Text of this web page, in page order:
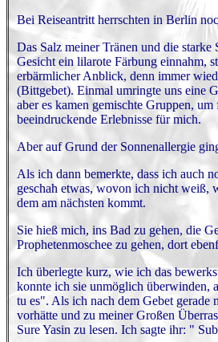
Bei Reiseantritt herrschten in Berlin
Das Salz meiner Tränen und die
Gesicht ein lilarote Färbung einnahm,
erbärmlicher Anblick, denn immer
(Bittgebet). Einmal umringte uns eine
aber es kamen gemischte Gruppen,
beeindruckende Erlebnisse für mich.
Aber auf Grund der Sonnenallergie
Als ich dann bemerkte, dass ich auch
geschah etwas, wovon ich nicht weiß,
dem am nächsten kommt.
Sie hieß mich, ins Bad zu gehen, die
Prophetenmoschee zu gehen, dort
Ich überlegte kurz, wie ich das
konnte ich sie unmöglich überwinden,
tu es". Als ich nach dem Gebet gerade
vorhätte und zu meiner Großen
Sure Yasin zu lesen. Ich sagte ihr: "